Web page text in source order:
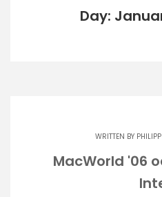
Day:
WRITTEN BY PHILIPP
MacWorld '06